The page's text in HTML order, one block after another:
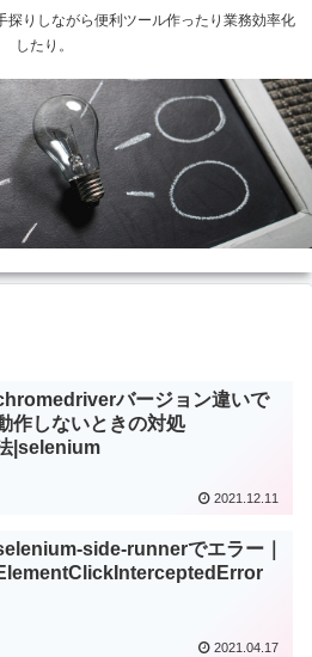
探りしながら便利ツール作ったり業務効率化
したり。
バージョン違いで
作しないときの対処
|selenium
2021.12.11
side-runnerでエラー｜
2021.04.17